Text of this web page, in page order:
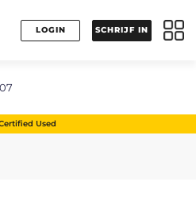
LOGIN SCHRIJF IN
Used